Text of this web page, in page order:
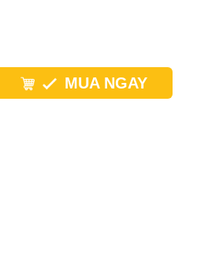
MUA NGAY